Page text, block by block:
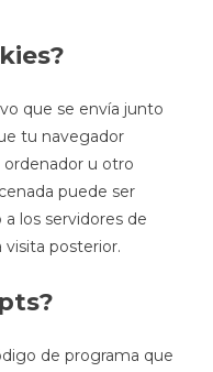
que se envía junto
tu navegador
ordenador u otro
puede ser
los servidores de
posterior.
de programa que